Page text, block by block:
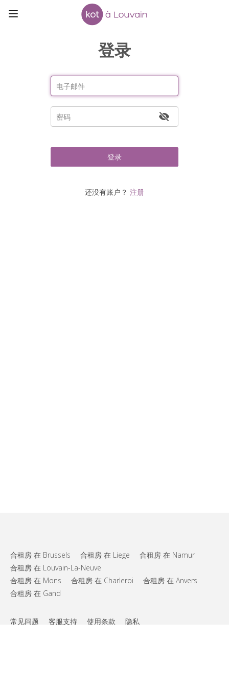
登录
登录
还没有账户？ 注册
合租房 在 Brussels 合租房 在 Liege
合租房 在 Namur
合租房 在 Louvain-La-Neuve
合租房 在 Mons
合租房 在 Charleroi
合租房 在 Anvers
合租房 在 Gand
常见问题 客服支持 使用条款 隐私